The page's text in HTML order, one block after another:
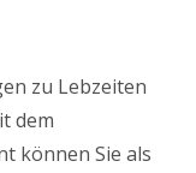
zu Lebzeiten
dem
können Sie als